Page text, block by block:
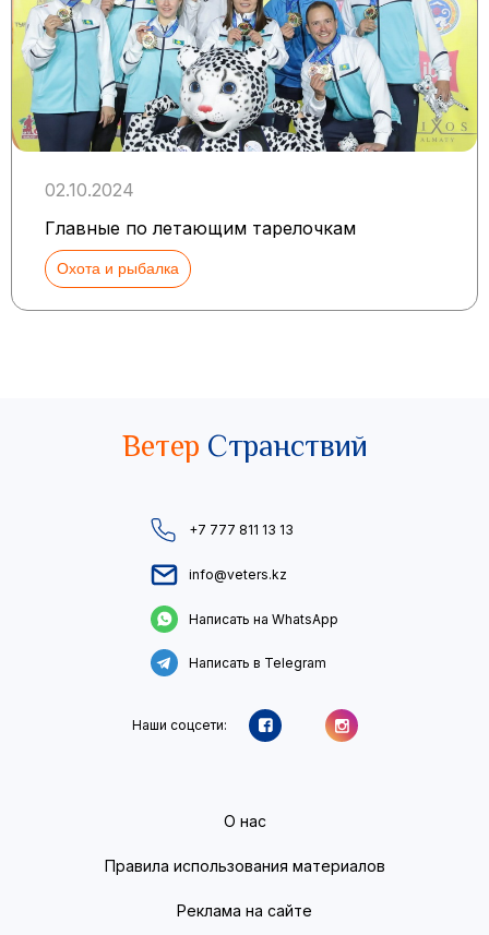
02.10.2024
Главные по летающим тарелочкам
Охота и рыбалка
Ветер Странствий
+7 777 811 13 13
info@veters.kz
Написать на WhatsApp
Написать в Telegram
Наши соцсети:
О нас
Правила использования материалов
Реклама на сайте